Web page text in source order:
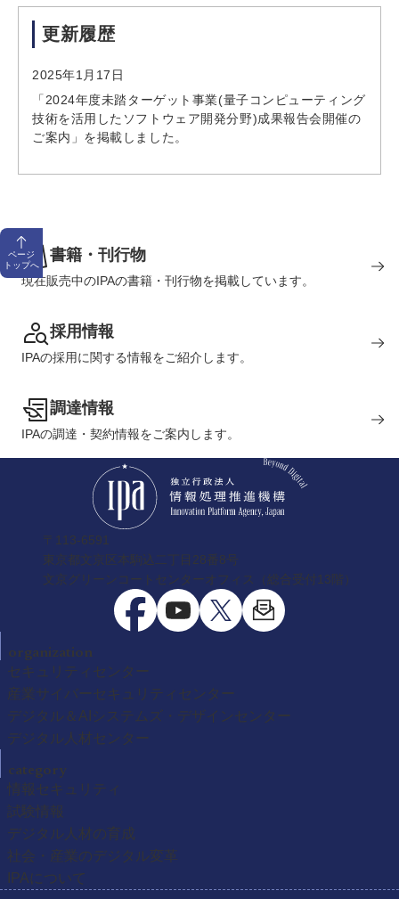
更新履歴
2025年1月17日
「2024年度未踏ターゲット事業(量子コンピューティング
技術を活用したソフトウェア開発分野)成果報告会開催の
ご案内」を掲載しました。
ページ
トップへ
書籍・刊行物
現在販売中のIPAの書籍・刊行物を掲載しています。
採用情報
IPAの採用に関する情報をご紹介します。
調達情報
IPAの調達・契約情報をご案内します。
〒113-6591
東京都文京区本駒込二丁目28番8号
文京グリーンコートセンターオフィス（総合受付13階）
organization
セキュリティセンター
産業サイバーセキュリティセンター
デジタル＆AIシステムズ・デザインセンター
デジタル人材センター
category
情報セキュリティ
試験情報
デジタル人材の育成
社会・産業のデジタル変革
IPAについて